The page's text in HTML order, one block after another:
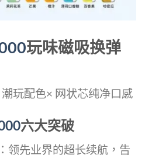
玩味磁吸换弹
玩配色× 网状芯纯净口感
六大突破
领先业界的超长续航，告